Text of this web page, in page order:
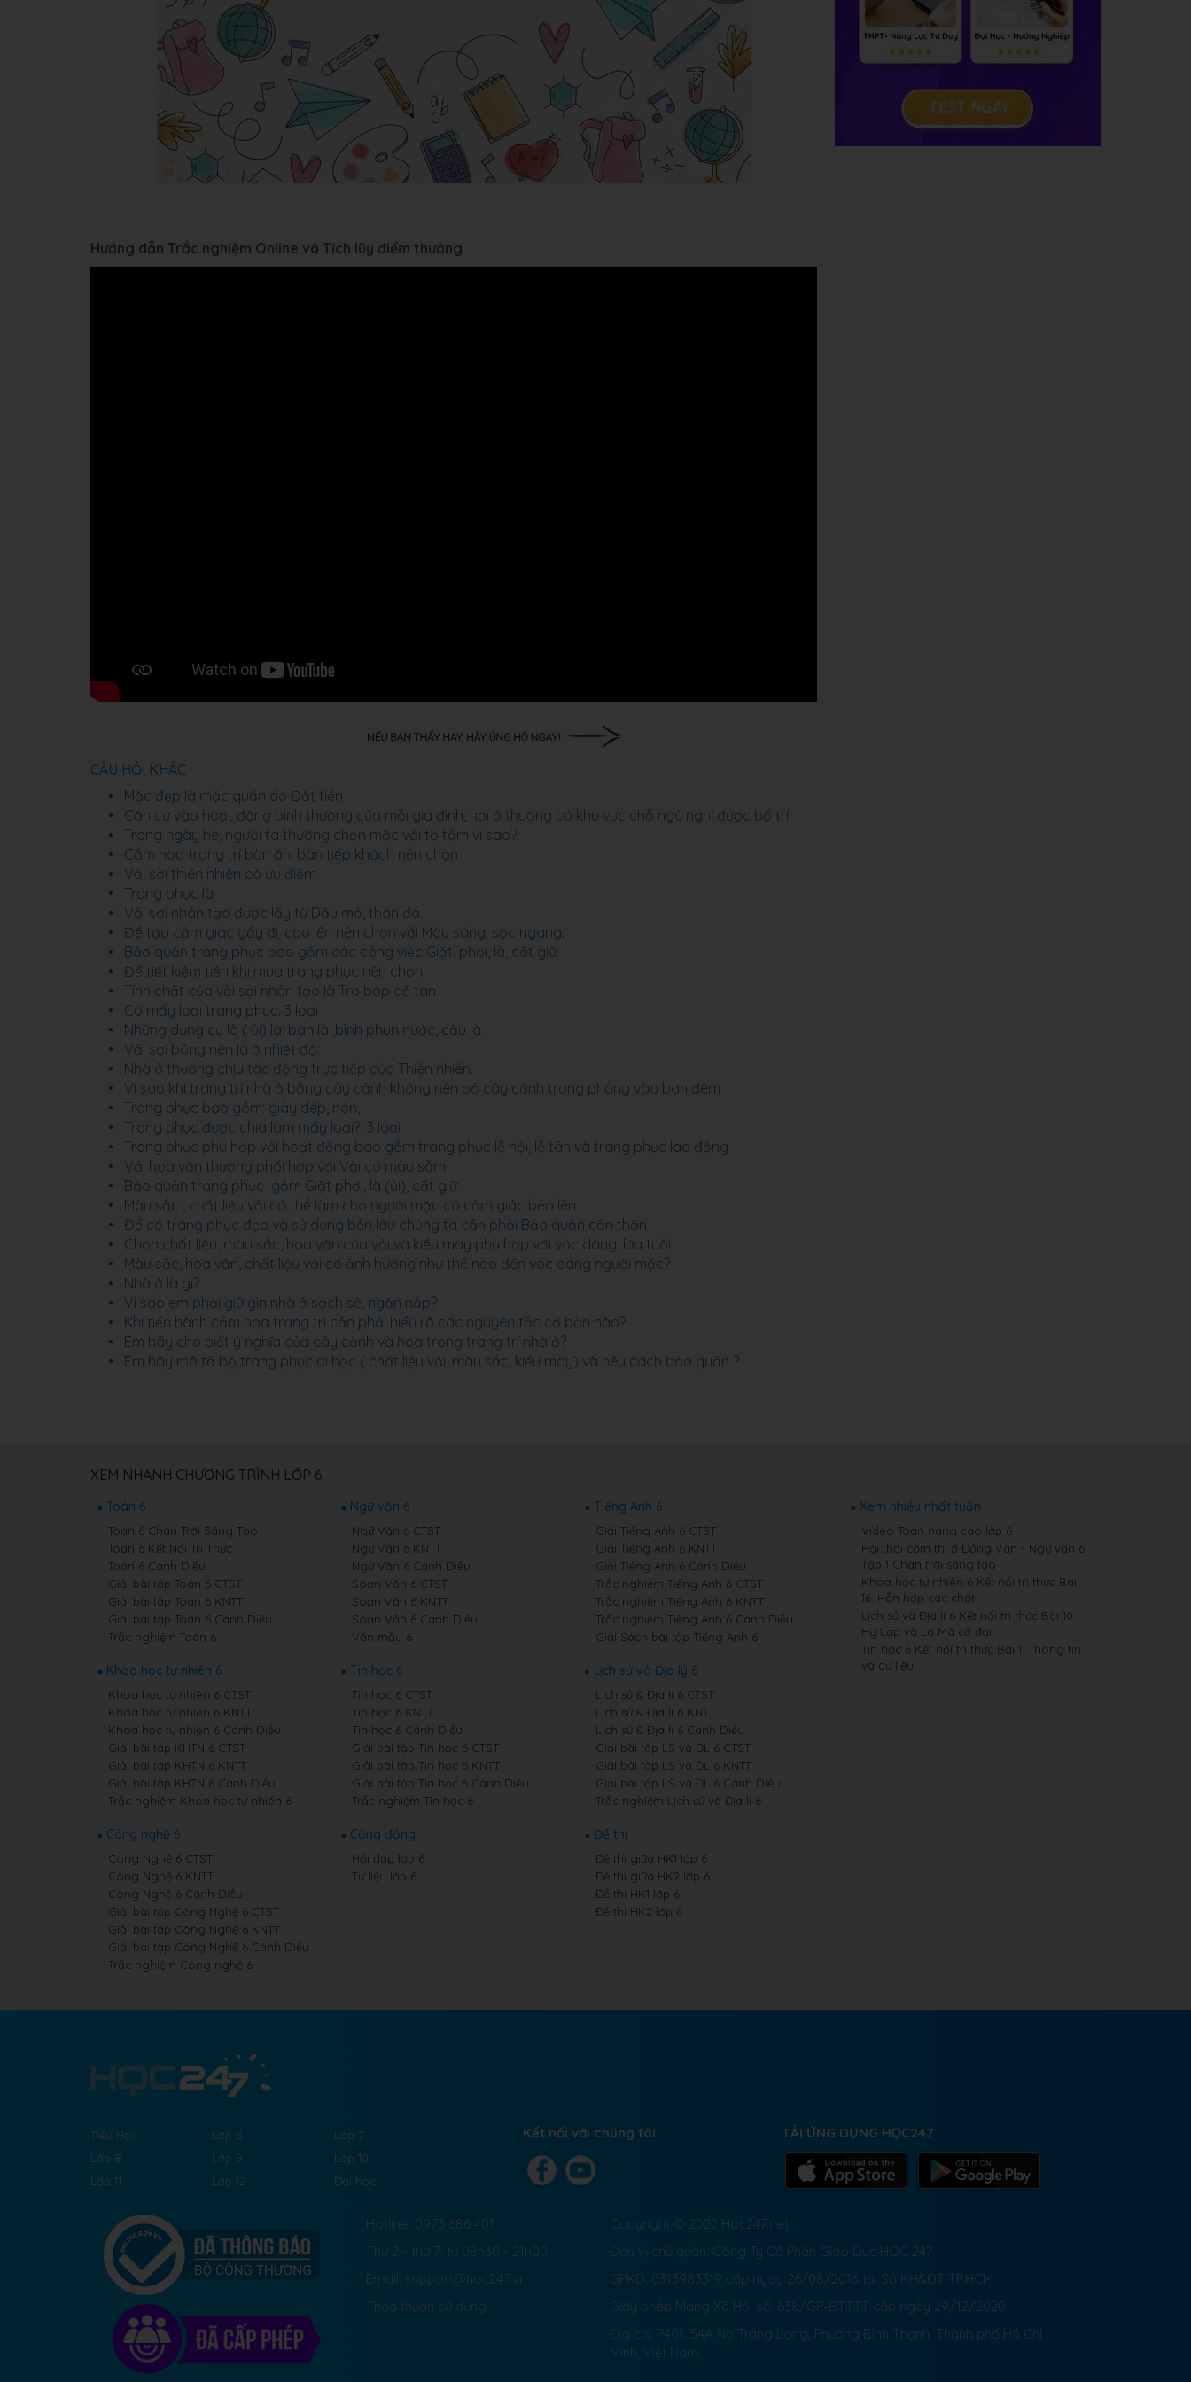
Hướng dẫn Trắc nghiệm Online và Tích lũy điểm thưởng
CÂU HỎI KHÁC
Mặc đẹp là mặc quần áo Đắt tiền
Căn cứ vào hoạt động bình thường của mỗi gia đình, nơi ở thường có khu vực chỗ ngủ nghỉ được bố trí
Trong ngày hè, người ta thường chọn mặc vải tơ tằm vì sao?
Cắm hoa trang trí bàn ăn, bàn tiếp khách nên chọn
Vải sợi thiên nhiên có ưu điểm
Trang phục là
Vải sợi nhân tạo được lấy từ Dầu mỏ, than đá.
Để tạo cảm giác gầy đi, cao lên nên chọn vải Màu sáng, sọc ngang.
Bảo quản trang phục bao gồm các công việc Giặt, phơi, là, cất giữ.
Để tiết kiệm tiền khi mua trang phục nên chọn
Tính chất của vải sợi nhân tạo là Tro bóp dễ tan.
Có mấy loại trang phục: 3 loại
Những dụng cụ là ( ủi) là: bàn là ,bình phun nước, cầu là.
Vải sợi bông nên là ở nhiệt độ:
Nhà ở thường chịu tác động trực tiếp của Thiên nhiên.
Vì sao khi trang trí nhà ở bằng cây cảnh không nên bỏ cây cảnh trong phòng vào ban đêm
Trang phục bao gồm: giày dép, nón,
Trang phục được chia làm mấy loại? 3 loại
Trang phục phù hợp với hoạt động bao gồm trang phục lễ hội, lễ tân và trang phục lao động
Vải hoa văn thường phối hợp với Vải có màu sẫm
Bảo quản trang phục gồm Giặt phơi, là (ủi), cất giữ
Màu sắc , chất liệu vải có thể làm cho người mặc có cảm giác béo lên
Để có trang phục đẹp và sử dụng bền lâu chúng ta cần phải Bảo quản cẩn thận
Chọn chất liệu, màu sắc, hoa văn của vải và kiểu may phù hợp với vóc dáng, lứa tuổi
Màu sắc, hoa văn, chất liệu vải có ảnh hưởng như thế nào đến vóc dáng người mặc?
Nhà ở là gì?
Vì sao em phải giữ gìn nhà ở sạch sẽ, ngăn nắp?
Khi tiến hành cắm hoa trang trí cần phải hiểu rõ các nguyên tắc cơ bản nào?
Em hãy cho biết ý nghĩa của cây cảnh và hoa trong trang trí nhà ở?
Em hãy mô tả bộ trang phục đi học ( chất liệu vải, màu sắc, kiểu may) và nêu cách bảo quản ?
XEM NHANH CHƯƠNG TRÌNH LỚP 6
Toán 6
Toán 6 Chân Trời Sáng Tạo
Toán 6 Kết Nối Tri Thức
Toán 6 Cánh Diều
Giải bài tập Toán 6 CTST
Giải bài tập Toán 6 KNTT
Giải bài tập Toán 6 Cánh Diều
Trắc nghiệm Toán 6
Ngữ văn 6
Ngữ Văn 6 CTST
Ngữ Văn 6 KNTT
Ngữ Văn 6 Cánh Diều
Soạn Văn 6 CTST
Soạn Văn 6 KNTT
Soạn Văn 6 Cánh Diều
Văn mẫu 6
Tiếng Anh 6
Giải Tiếng Anh 6 CTST
Giải Tiếng Anh 6 KNTT
Giải Tiếng Anh 6 Cánh Diều
Trắc nghiệm Tiếng Anh 6 CTST
Trắc nghiệm Tiếng Anh 6 KNTT
Trắc nghiệm Tiếng Anh 6 Cánh Diều
Giải Sách bài tập Tiếng Anh 6
Khoa học tự nhiên 6
Khoa học tự nhiên 6 CTST
Khoa học tự nhiên 6 KNTT
Khoa học tự nhiên 6 Cánh Diều
Giải bài tập KHTN 6 CTST
Giải bài tập KHTN 6 KNTT
Giải bài tập KHTN 6 Cánh Diều
Trắc nghiệm Khoa học tự nhiên 6
Tin học 6
Tin học 6 CTST
Tin học 6 KNTT
Tin học 6 Cánh Diều
Giải bài tập Tin học 6 CTST
Giải bài tập Tin học 6 KNTT
Giải bài tập Tin học 6 Cánh Diều
Trắc nghiệm Tin học 6
Lịch sử và Địa lý 6
Lịch sử & Địa lí 6 CTST
Lịch sử & Địa lí 6 KNTT
Lịch sử & Địa lí 6 Cánh Diều
Giải bài tập LS và ĐL 6 CTST
Giải bài tập LS và ĐL 6 KNTT
Giải bài tập LS và ĐL 6 Cánh Diều
Trắc nghiệm Lịch sử và Địa lí 6
Công nghệ 6
Công Nghệ 6 CTST
Công Nghệ 6 KNTT
Công Nghệ 6 Cánh Diều
Giải bài tập Công Nghệ 6 CTST
Giải bài tập Công Nghệ 6 KNTT
Giải bài tập Công Nghệ 6 Cánh Diều
Trắc nghiệm Công nghệ 6
Cộng đồng
Hỏi đáp lớp 6
Tư liệu lớp 6
Đề thi
Đề thi giữa HK1 lớp 6
Đề thi giữa HK2 lớp 6
Đề thi HK1 lớp 6
Đề thi HK2 lớp 6
Xem nhiều nhất tuần
Video Toán nâng cao lớp 6
Hội thổi cơm thi ở Đồng Vân - Ngữ văn 6
Tập 1 Chân trời sáng tạo
Khoa học tự nhiên 6 Kết nối tri thức Bài
16: Hỗn hợp các chất
Lịch sử và Địa lí 6 Kết nối tri thức Bài 10:
Hy Lạp và La Mã cổ đại
Tin học 6 Kết nối tri thức Bài 1: Thông tin
và dữ liệu
Tiểu Học Lớp 6
Lớp 7
Lớp 8
Lớp 9
Lớp 10
Lớp 11
Lớp 12 Đại học
Kết nối với chúng tôi TẢI ỨNG DỤNG HỌC247
Hotline: 0973 686 401
Thứ 2 - thứ 7: từ 08h30 - 21h00
Email: support@hoc247.vn
Thỏa thuận sử dụng
Copyright © 2022 Hoc247.net
Đơn vị chủ quản: Công Ty Cổ Phần Giáo Dục HỌC 247
GPKD: 0313983319 cấp ngày 26/08/2016 tại Sở KH&ĐT TP.HCM
Giấy phép Mạng Xã Hội số: 638/GP-BTTTT cấp ngày 29/12/2020
Địa chỉ: P401, 54A Nơ Trang Long, Phường Bình Thạnh, Thành phố Hồ Chí
Minh, Việt Nam.